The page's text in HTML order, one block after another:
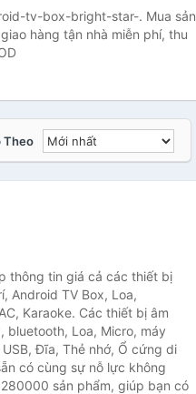
tv-box-bright-star-. Mua sản
hàng tận nhà miễn phí, thu
Theo
thông tin giá cả các thiết bị
Android TV Box, Loa,
Karaoke. Các thiết bị âm
bluetooth, Loa, Micro, máy
Đĩa, Thẻ nhớ, Ổ cứng di
có cùng sự nỗ lực không
sản phẩm, giúp bạn có